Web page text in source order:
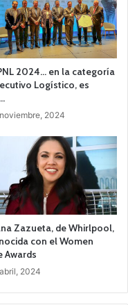
2024… en la categoría
Logístico, es
2024
Zazueta, de Whirlpool,
con el Women
Awards
2024